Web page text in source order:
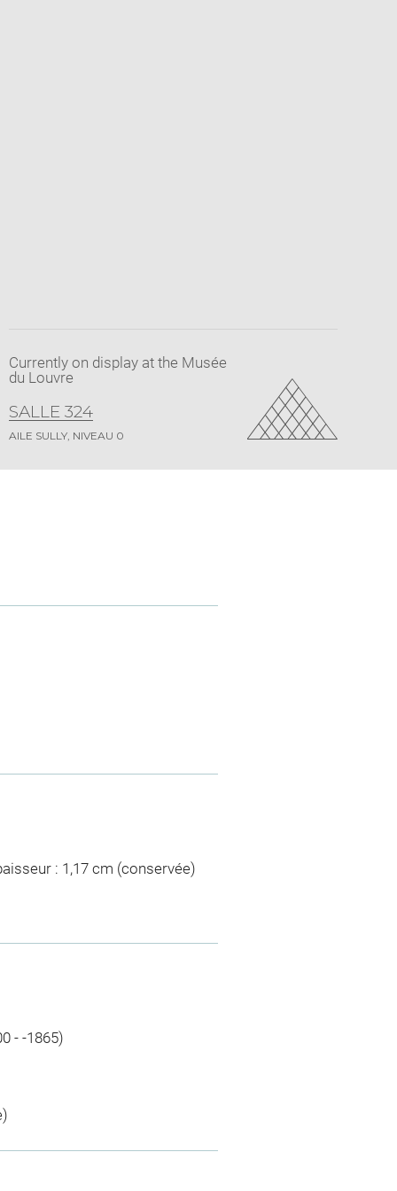
Currently on display at the Musée
du Louvre
SALLE 324
AILE SULLY, NIVEAU 0
: 1,17 cm (conservée)
- -1865)